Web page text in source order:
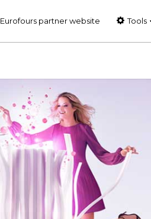
MAY
2019
MILAN
Eurofours partner website Tools